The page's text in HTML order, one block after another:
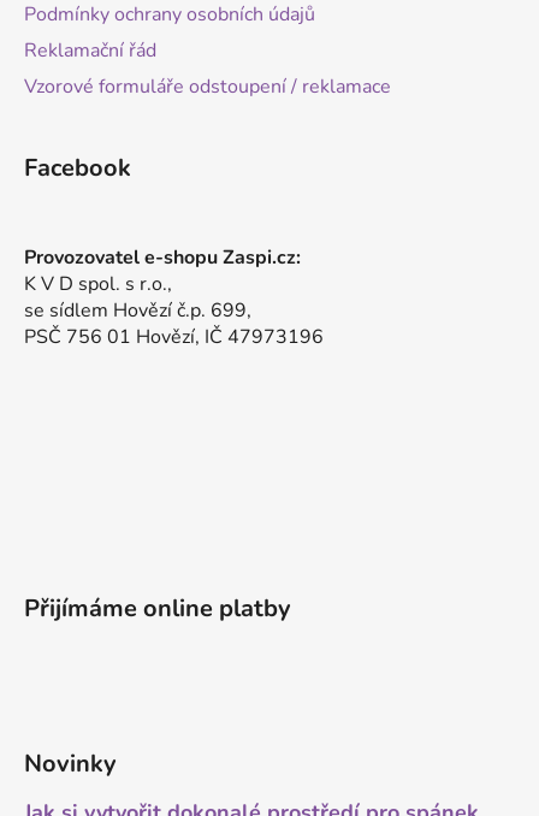
Podmínky ochrany osobních údajů
Reklamační řád
Vzorové formuláře odstoupení / reklamace
Facebook
Provozovatel e-shopu Zaspi.cz:
K V D spol. s r.o.,
se sídlem Hovězí č.p. 699,
PSČ 756 01 Hovězí, IČ 47973196
Přijímáme online platby
Novinky